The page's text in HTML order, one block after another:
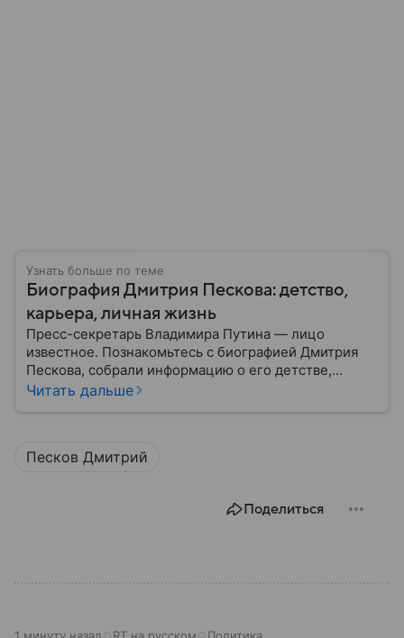
Узнать больше по теме
Биография Дмитрия Пескова: детство,
карьера, личная жизнь
Пресс-секретарь Владимира Путина — лицо
известное. Познакомьтесь с биографией Дмитрия
Пескова, собрали информацию о его детстве,
карьере, личной жизни, наградах и политических
Читать дальше
Песков Дмитрий
Поделиться
1 минуту назад RT на русском Политика